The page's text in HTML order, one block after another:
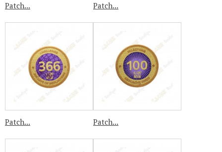
Patch... Patch...
Patch... Patch...